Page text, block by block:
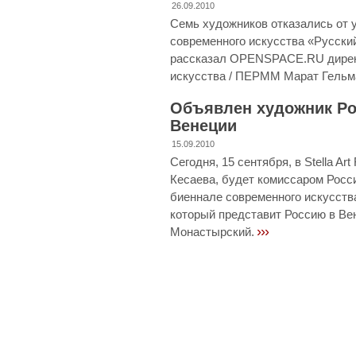
26.09.2010
Семь художников отказались от
современного искусства
рассказал OPENSPACE.RU
искусства / ПЕРММ Марат
Объявлен художник
Венеции
15.09.2010
Сегодня, 15 сентября, в Stella Art
Кесаева, будет комиссаром
биеннале современного
который представит Россию в
Монастырский. ›››